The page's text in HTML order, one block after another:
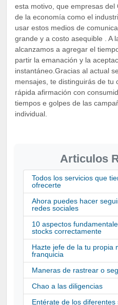
esta motivo, que empresas
de la economía como el
usar estos medios de
grande y a costo asequible . A
alcanzamos a agregar el
partir la emanación y la
instantáneo.Gracias al actual
mensajes, te distinguirás de tu
rápida afirmación con
tiempos e golpes de las
individual.
Articulos
Todos los servicios que
ofrecerte
Ahora puedes hacer
redes sociales
10 aspectos
stocks correctamente
Hazte jefe de la tu propia
franquicia
Maneras de rastrear o
Chao a las diligencias
Entérate de los